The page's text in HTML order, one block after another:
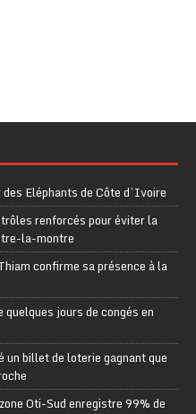
Eléphants de Côte d’Ivoire
renforcés pour éviter la
la-montre
confirme sa présence à la
jours de congés en
billet de loterie gagnant que
Oti-Sud enregistre 99% de